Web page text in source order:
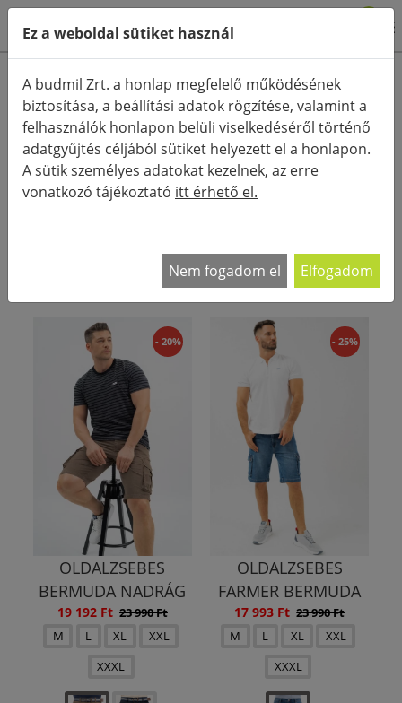
Termékkategóriák
Részletes keresés
FŐOLDAL KATEGÓRIÁK
SHORT, BERMUDA
RENDEZÉS:
egyik legkényelmesebb ruhadarabjai a férfi…
- 20%
OLDALZSEBES
BERMUDA NADRÁG
19 192 Ft 23 990 Ft
M
L XL
XXL
XXXL
- 25%
OLDALZSEBES
FARMER BERMUDA
17 993 Ft 23 990 Ft
M
L XL
XXL
XXXL
Ez a weboldal sütiket használ
A budmil Zrt. a honlap megfelelő működésének
biztosítása, a beállítási adatok rögzítése, valamint a
felhasználók honlapon belüli viselkedéséről történő
adatgyűjtés céljából sütiket helyezett el a honlapon.
A sütik személyes adatokat kezelnek, az erre
vonatkozó tájékoztató itt érhető el.
Nem fogadom el Elfogadom